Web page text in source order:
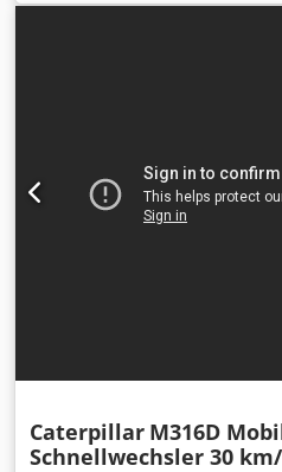
Caterpillar M316D
Schnellwechsler 30 km/